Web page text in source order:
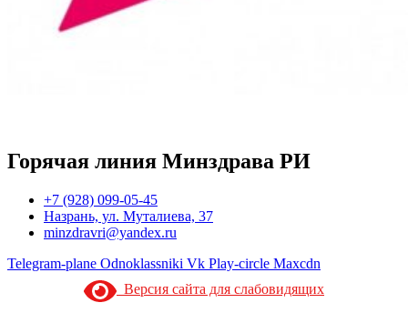
Горячая линия Минздрава РИ
+7 (928) 099-05-45
Назрань, ул. Муталиева, 37
minzdravri@yandex.ru
Telegram-plane Odnoklassniki Vk Play-circle Maxcdn
Версия сайта для слабовидящих